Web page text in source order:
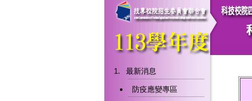
最新消息
防疫應變專區